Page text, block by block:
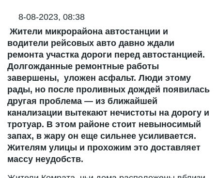
8-08-2023, 08:38
Жители микрорайона автостанции и
водители рейсовых авто давно ждали
ремонта участка дороги перед автостанцией.
Долгожданные ремонтные работы
завершены, уложен асфальт. Люди этому
рады, но после проливных дождей появилась
другая проблема — из ближайшей
канализации вытекают нечистоты на дорогу и
тротуар. В этом районе стоит невыносимый
запах, в жару он еще сильнее усиливается.
Жителям улицы и прохожим это доставляет
массу неудобств.